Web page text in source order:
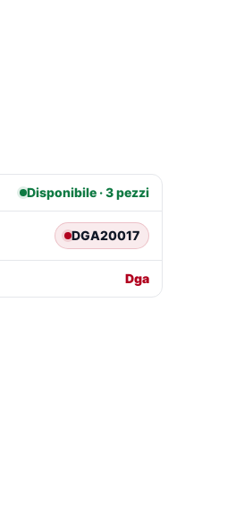
Disponibile · 3 pezzi
DGA20017
Dga